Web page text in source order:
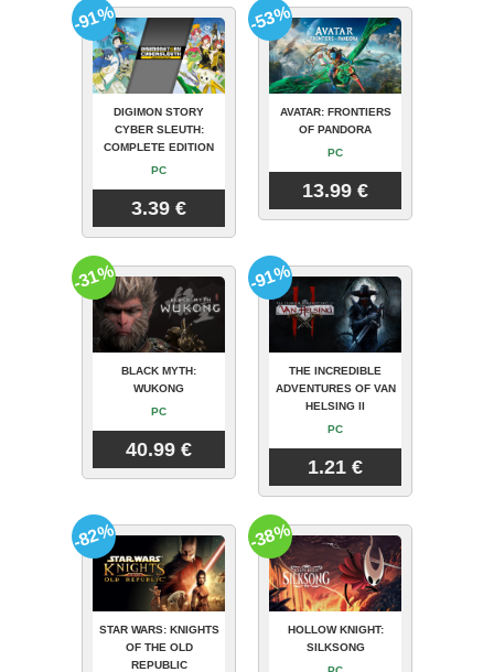
DIGIMON STORY
CYBER SLEUTH:
COMPLETE EDITION
PC
3.39 €
-91%
AVATAR: FRONTIERS
OF PANDORA
PC
13.99 €
-53%
BLACK MYTH:
WUKONG
PC
40.99 €
-31%
THE INCREDIBLE
ADVENTURES OF VAN
HELSING II
PC
1.21 €
-91%
STAR WARS: KNIGHTS
OF THE OLD
REPUBLIC
-82%
HOLLOW KNIGHT:
SILKSONG
-38%